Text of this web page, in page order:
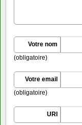
Votre nom
(obligatoire)
Votre email
(obligatoire)
URI